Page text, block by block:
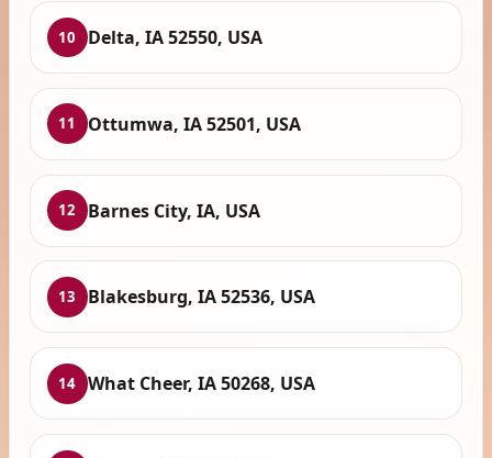
10 Delta, IA 52550, USA
11 Ottumwa, IA 52501, USA
12 Barnes City, IA, USA
13 Blakesburg, IA 52536, USA
14 What Cheer, IA 50268, USA